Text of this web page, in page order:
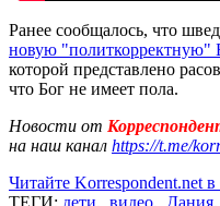
Ранее сообщалось, что
новую "политкорректную"
которой представлено
что Бог не имеет пола.
Новости от
на наш канал https://t.me/
Читайте Korrespondent.net
ТЕГИ: дети, видео, Дания,